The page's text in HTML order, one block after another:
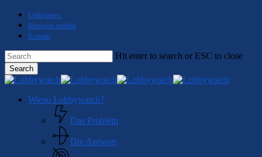
Skip
main
Lobbynews
Hinweise melden
Kontakt
Hit enter to search or ESC to close
Search
Close
Menu
Wieso Lobbywatch?
Das Problem
Die Antwort